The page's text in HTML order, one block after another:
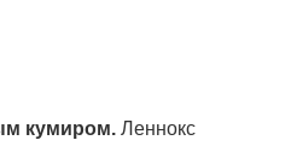
кумиром. Леннокс